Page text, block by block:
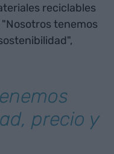
reciclables
tenemos
precio y